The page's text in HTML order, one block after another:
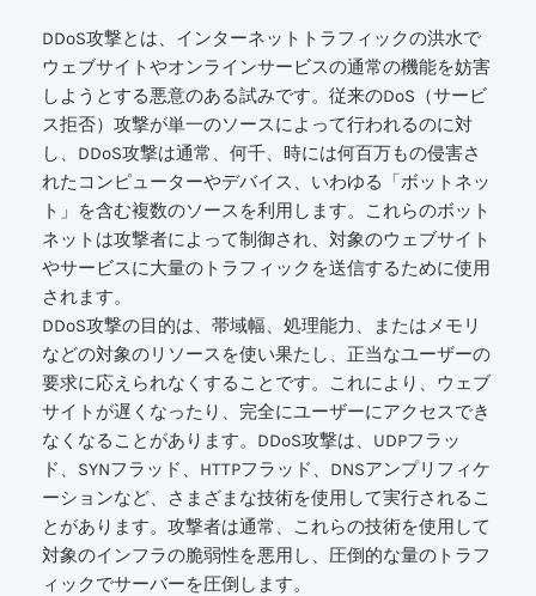
DDoS攻撃とは、インターネットトラフィックの洪水で
ウェブサイトやオンラインサービスの通常の機能を妨害
しようとする悪意のある試みです。従来のDoS（サービ
ス拒否）攻撃が単一のソースによって行われるのに対
し、DDoS攻撃は通常、何千、時には何百万もの侵害さ
れたコンピューターやデバイス、いわゆる「ボットネッ
ト」を含む複数のソースを利用します。これらのボット
ネットは攻撃者によって制御され、対象のウェブサイト
やサービスに大量のトラフィックを送信するために使用
されます。
DDoS攻撃の目的は、帯域幅、処理能力、またはメモリ
などの対象のリソースを使い果たし、正当なユーザーの
要求に応えられなくすることです。これにより、ウェブ
サイトが遅くなったり、完全にユーザーにアクセスでき
なくなることがあります。DDoS攻撃は、UDPフラッ
ド、SYNフラッド、HTTPフラッド、DNSアンプリフィケ
ーションなど、さまざまな技術を使用して実行されるこ
とがあります。攻撃者は通常、これらの技術を使用して
対象のインフラの脆弱性を悪用し、圧倒的な量のトラフ
ィックでサーバーを圧倒します。